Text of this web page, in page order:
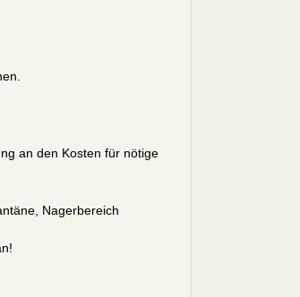
an den Kosten für nötige
Nagerbereich